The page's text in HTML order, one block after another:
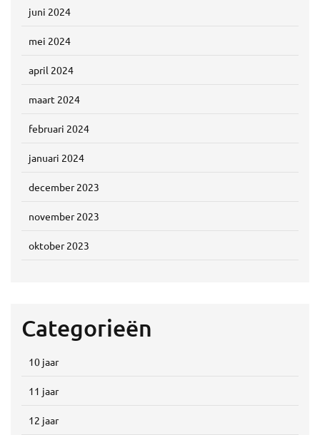
juni 2024
mei 2024
april 2024
maart 2024
februari 2024
januari 2024
december 2023
november 2023
oktober 2023
Categorieën
10 jaar
11 jaar
12 jaar